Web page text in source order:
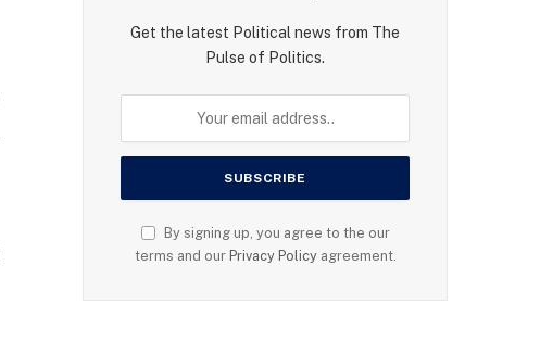
Get the latest Political news from The
Pulse of Politics.
By signing up, you agree to the our
terms and our Privacy Policyagreement.